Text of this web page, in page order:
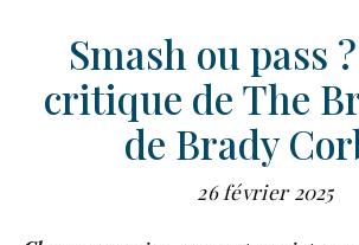
Smash ou pass
critique de The
de Brady
26 février 2025